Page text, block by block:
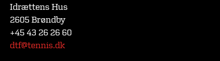
Idrættens Hus
2605 Brøndby
+45 43 26 26 60
dtf@tennis.dk